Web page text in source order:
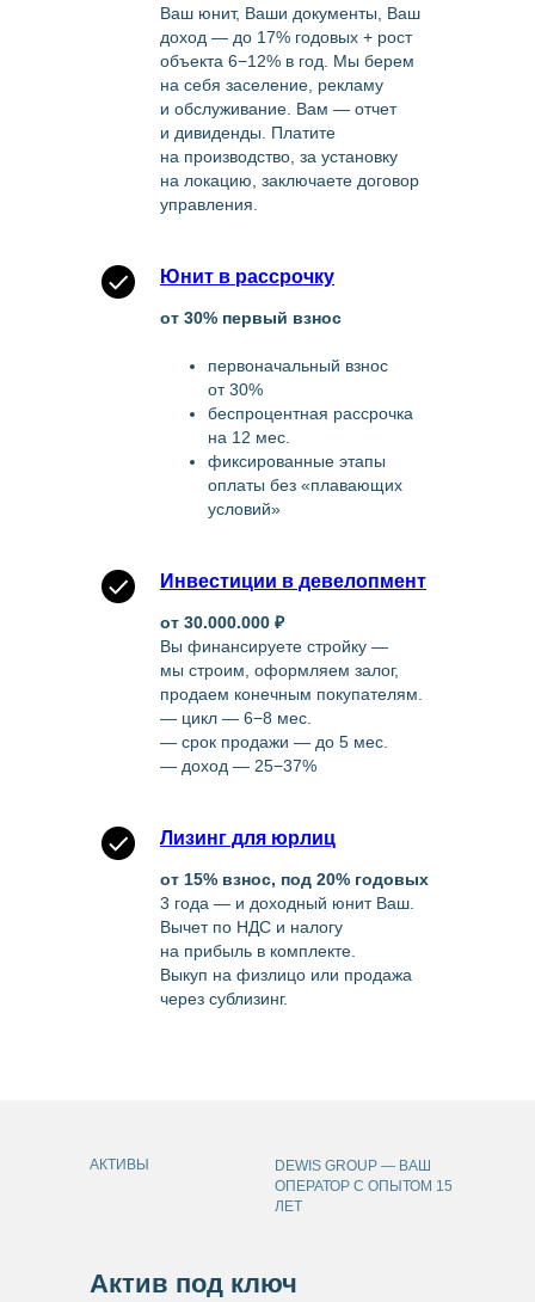
Ваш юнит, Ваши документы, Ваш
доход — до 17% годовых + рост
объекта 6−12% в год. Мы берем
на себя заселение, рекламу
и обслуживание. Вам — отчет
и дивиденды. Платите
на производство, за установку
на локацию, заключаете договор
управления.
Юнит в рассрочку
от 30% первый взнос
первоначальный взнос
от 30%
беспроцентная рассрочка
на 12 мес.
фиксированные этапы
оплаты без «плавающих
условий»
Инвестиции в девелопмент
от 30.000.000 ₽
Вы финансируете стройку —
мы строим, оформляем залог,
продаем конечным покупателям.
— цикл — 6−8 мес.
— срок продажи — до 5 мес.
— доход — 25−37%
Лизинг для юрлиц
от 15% взнос, под 20% годовых
3 года — и доходный юнит Ваш.
Вычет по НДС и налогу
на прибыль в комплекте.
Выкуп на физлицо или продажа
через сублизинг.
Актив под ключ
DEWIS GROUP — ВАШ
ОПЕРАТОР С ОПЫТОМ 15
ЛЕТ
АКТИВЫ